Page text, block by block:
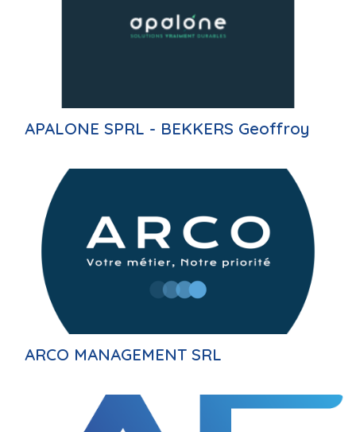
APALONE SPRL - BEKKERS Geoffroy
ARCO MANAGEMENT SRL